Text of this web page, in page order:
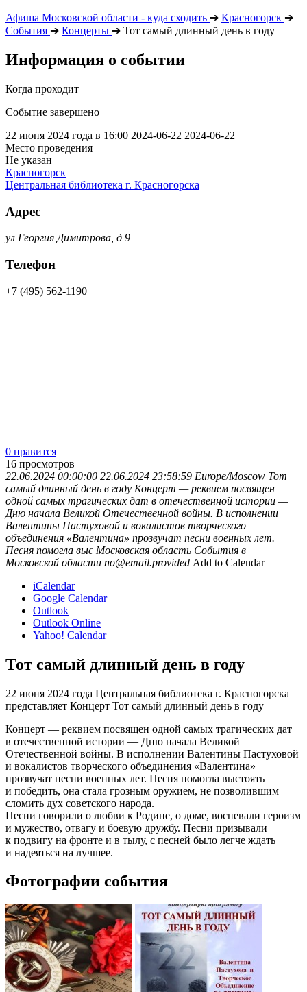
Афиша Московской области - куда сходить ➔ Красногорск ➔
События ➔ Концерты ➔ Тот самый длинный день в году
Информация о событии
Когда проходит
Событие завершено
22 июня 2024 года в 16:00 2024-06-22 2024-06-22
Место проведения
Не указан
Красногорск
Центральная библиотека г. Красногорска
Адрес
ул Георгия Димитрова, д 9
Телефон
+7 (495) 562-1190
0 нравится
16 просмотров
22.06.2024 00:00:00 22.06.2024 23:58:59 Europe/Moscow Тот
самый длинный день в году Концерт — реквием посвящен
одной самых трагических дат в отечественной истории —
Дню начала Великой Отечественной войны. В исполнении
Валентины Пастуховой и вокалистов творческого
объединения «Валентина» прозвучат песни военных лет.
Песня помогла выс Московская область События в
Московской области no@email.provided Add to Calendar
iCalendar
Google Calendar
Outlook
Outlook Online
Yahoo! Calendar
Тот самый длинный день в году
22 июня 2024 года Центральная библиотека г. Красногорска
представляет Концерт Тот самый длинный день в году
Концерт — реквием посвящен одной самых трагических дат
в отечественной истории — Дню начала Великой
Отечественной войны. В исполнении Валентины Пастуховой
и вокалистов творческого объединения «Валентина»
прозвучат песни военных лет. Песня помогла выстоять
и победить, она стала грозным оружием, не позволившим
сломить дух советского народа.
Песни говорили о любви к Родине, о доме, воспевали героизм
и мужество, отвагу и боевую дружбу. Песни призывали
к подвигу на фронте и в тылу, с песней было легче ждать
и надеяться на лучшее.
Фотографии события